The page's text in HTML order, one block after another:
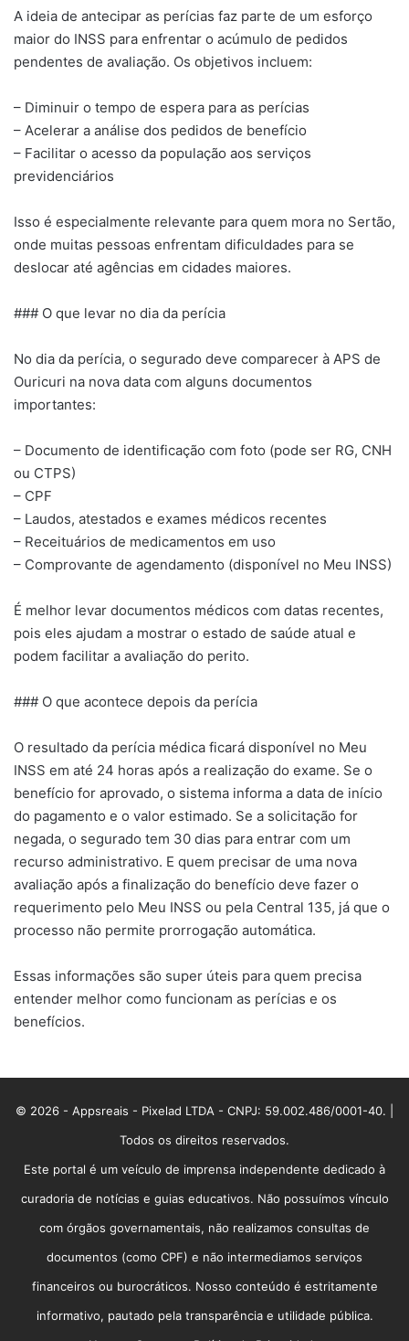
A ideia de antecipar as perícias faz parte de um esforço
maior do INSS para enfrentar o acúmulo de pedidos
pendentes de avaliação. Os objetivos incluem:
– Diminuir o tempo de espera para as perícias
– Acelerar a análise dos pedidos de benefício
– Facilitar o acesso da população aos serviços
previdenciários
Isso é especialmente relevante para quem mora no Sertão,
onde muitas pessoas enfrentam dificuldades para se
deslocar até agências em cidades maiores.
### O que levar no dia da perícia
No dia da perícia, o segurado deve comparecer à APS de
Ouricuri na nova data com alguns documentos
importantes:
– Documento de identificação com foto (pode ser RG, CNH
ou CTPS)
– CPF
– Laudos, atestados e exames médicos recentes
– Receituários de medicamentos em uso
– Comprovante de agendamento (disponível no Meu INSS)
É melhor levar documentos médicos com datas recentes,
pois eles ajudam a mostrar o estado de saúde atual e
podem facilitar a avaliação do perito.
### O que acontece depois da perícia
O resultado da perícia médica ficará disponível no Meu
INSS em até 24 horas após a realização do exame. Se o
benefício for aprovado, o sistema informa a data de início
do pagamento e o valor estimado. Se a solicitação for
negada, o segurado tem 30 dias para entrar com um
recurso administrativo. E quem precisar de uma nova
avaliação após a finalização do benefício deve fazer o
requerimento pelo Meu INSS ou pela Central 135, já que o
processo não permite prorrogação automática.
Essas informações são super úteis para quem precisa
entender melhor como funcionam as perícias e os
benefícios.
© 2026 - Appsreais - Pixelad LTDA - CNPJ: 59.002.486/0001-40. |
Todos os direitos reservados.
Este portal é um veículo de imprensa independente dedicado à
curadoria de notícias e guias educativos. Não possuímos vínculo
com órgãos governamentais, não realizamos consultas de
documentos (como CPF) e não intermediamos serviços
financeiros ou burocráticos. Nosso conteúdo é estritamente
informativo, pautado pela transparência e utilidade pública.